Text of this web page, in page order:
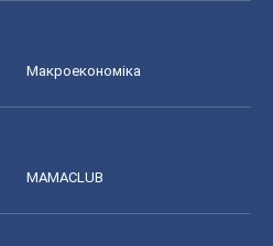
Макроекономіка
MAMACLUB